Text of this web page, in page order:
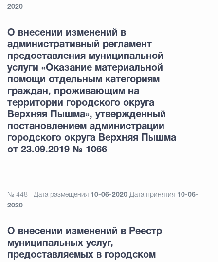
2020
О внесении изменений в
административный регламент
предоставления муниципальной
услуги «Оказание материальной
помощи отдельным категориям
граждан, проживающим на
территории городского округа
Верхняя Пышма», утвержденный
постановлением администрации
городского округа Верхняя Пышма
от 23.09.2019 № 1066
№ 448 Дата размещения 10-06-2020 Дата принятия 10-06-
2020
О внесении изменений в Реестр
муниципальных услуг,
предоставляемых в городском